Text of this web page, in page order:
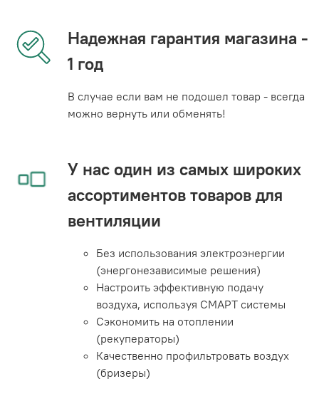
Надежная гарантия магазина -
1 год
В случае если вам не подошел товар - всегда
можно вернуть или обменять!
У нас один из самых широких
ассортиментов товаров для
вентиляции
Без использования электроэнергии
(энергонезависимые решения)
Настроить эффективную подачу
воздуха, используя СМАРТ системы
Сэкономить на отоплении
(рекуператоры)
Качественно профильтровать воздух
(бризеры)